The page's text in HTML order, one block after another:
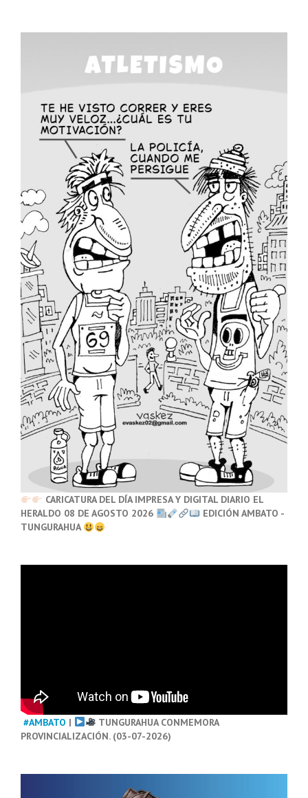
CARICATURA DEL DÍA IMPRESA Y DIGITAL DIARIO EL
HERALDO 08 DE AGOSTO 2026
EDICIÓN AMBATO -
TUNGURAHUA
#AMBATO |
TUNGURAHUA CONMEMORA
PROVINCIALIZACIÓN. (03-07-2026)